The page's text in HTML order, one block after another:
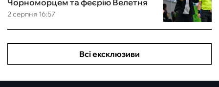
2 серпня 16:57
Чорноморцем та феєрію Велетня
Всі ексклюзиви